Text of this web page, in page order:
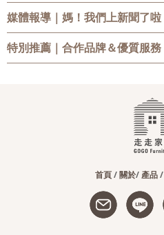
媒體報導 ｜媽！我們上新聞了啦
特別推薦 ｜合作品牌＆優質服務
首頁/關於/產品/